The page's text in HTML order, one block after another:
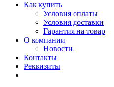
Как купить
Условия оплаты
Условия доставки
Гарантия на товар
О компании
Новости
Контакты
Реквизиты